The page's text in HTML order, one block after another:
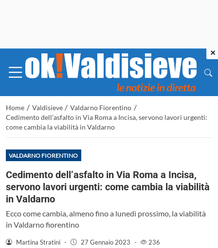
Home / Valdisieve / Valdarno Fiorentino /
Cedimento dell’asfalto in Via Roma a Incisa, servono lavori urgenti:
come cambia la viabilità in Valdarno
VALDARNO FIORENTINO
Cedimento dell’asfalto in Via Roma a Incisa,
servono lavori urgenti: come cambia la viabilità
in Valdarno
Ecco come cambia, almeno fino a lunedì prossimo, la viabilità
in Valdarno fiorentino
Martina Stratini - 27 Gennaio 2023 - 236
×